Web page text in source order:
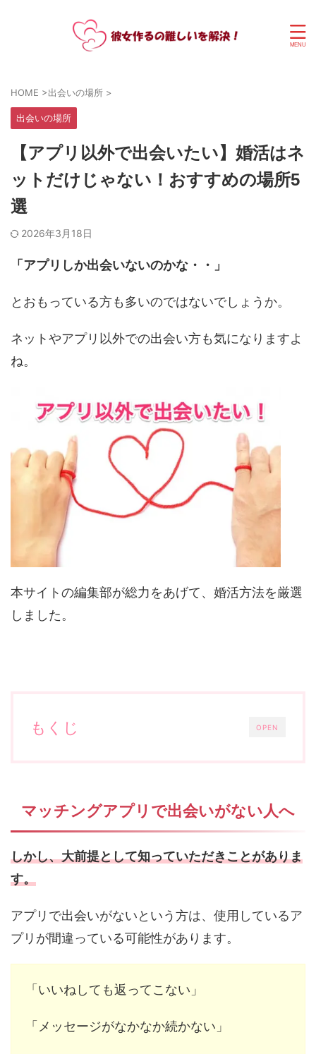
HOME >出会いの場所 >
出会いの場所
【アプリ以外で出会いたい】婚活はネ
ットだけじゃない！おすすめの場所5
選
2026年3月18日
「アプリしか出会いないのかな・・」
とおもっている方も多いのではないでしょうか。
ネットやアプリ以外での出会い方も気になりますよ
ね。
本サイトの編集部が総力をあげて、婚活方法を厳選
しました。
OPEN
もくじ
マッチングアプリで出会いがない人へ
しかし、大前提として知っていただきことがありま
す。
アプリで出会いがないという方は、使用しているア
プリが間違っている可能性があります。
「いいねしても返ってこない」
「メッセージがなかなか続かない」